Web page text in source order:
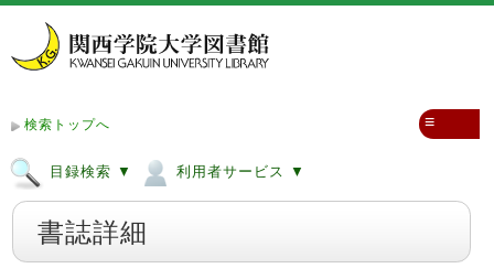
検索トップへ
目録検索 ▼ 利用者サービス ▼
≡
書誌詳細